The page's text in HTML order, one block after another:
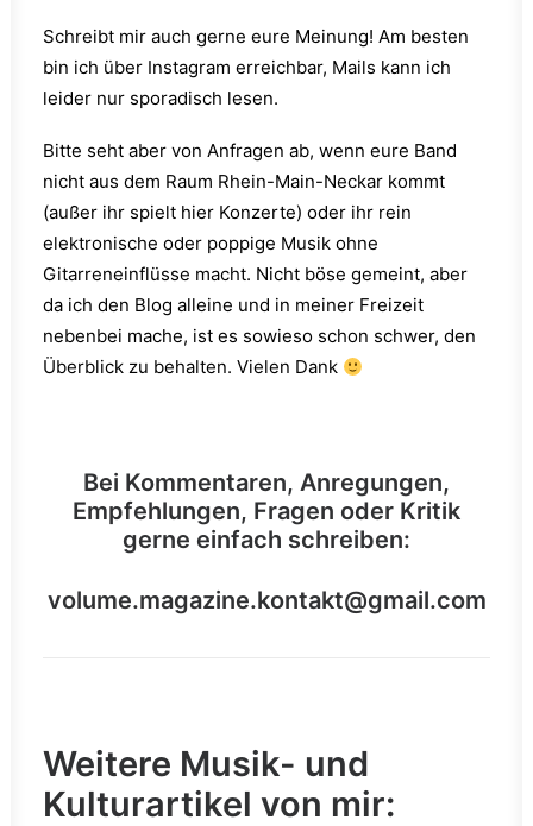
Schreibt mir auch gerne eure Meinung! Am besten
bin ich über Instagram erreichbar, Mails kann ich
leider nur sporadisch lesen.
Bitte seht aber von Anfragen ab, wenn eure Band
nicht aus dem Raum Rhein-Main-Neckar kommt
(außer ihr spielt hier Konzerte) oder ihr rein
elektronische oder poppige Musik ohne
Gitarreneinflüsse macht. Nicht böse gemeint, aber
da ich den Blog alleine und in meiner Freizeit
nebenbei mache, ist es sowieso schon schwer, den
Überblick zu behalten. Vielen Dank
Bei Kommentaren, Anregungen,
Empfehlungen, Fragen oder Kritik
gerne einfach schreiben:
volume.magazine.kontakt@gmail.com
Weitere Musik- und
Kulturartikel von mir: